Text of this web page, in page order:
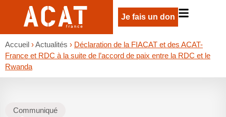
Je fais un don
Accueil ›Actualités › Déclaration de la FIACAT et des ACAT-
France et RDC à la suite de l’accord de paix entre la RDC et le
Rwanda
Communiqué